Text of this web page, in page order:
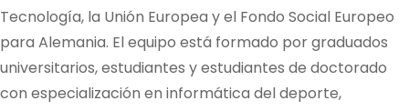
Tecnología, la Unión Europea y el Fondo Social Europeo
para Alemania. El equipo está formado por graduados
universitarios, estudiantes y estudiantes de doctorado
con especialización en informática del deporte,